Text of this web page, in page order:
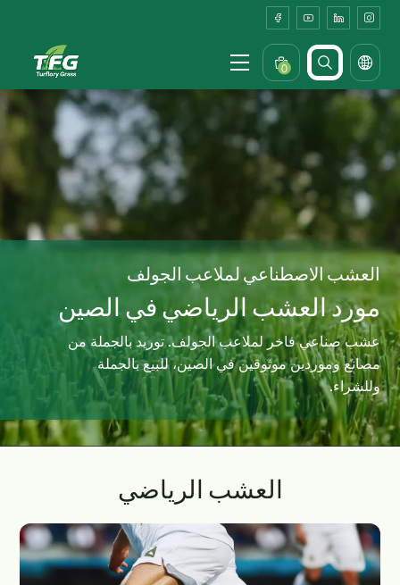
Bulk
Sports
Turf
Supplier
Factory
in
China
0
العشب الاصطناعي لملاعب الجولف
مورد العشب الرياضي في الصين
عشب صناعي فاخر لملاعب الجولف. توريد بالجملة من
مصانع وموردين موثوقين في الصين، للبيع بالجملة
وللشراء.
العشب الرياضي